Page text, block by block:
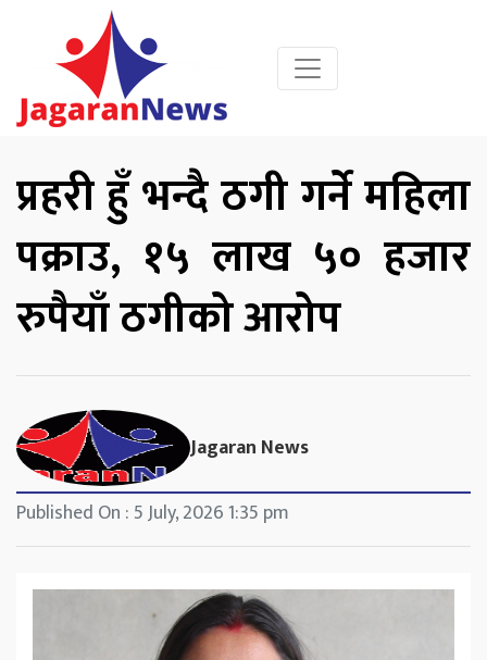
प्रहरी हुँ भन्दै ठगी गर्ने महिला
पक्राउ, १५ लाख ५० हजार
रुपैयाँ ठगीको आरोप
Jagaran News
Published On : 5 July, 2026 1:35 pm